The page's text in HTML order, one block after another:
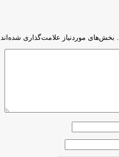
بخش‌های موردنیاز علامت‌گذاری